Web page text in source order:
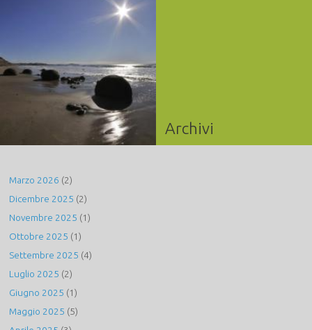
Archivi
Marzo 2026 (2)
Dicembre 2025 (2)
Novembre 2025 (1)
Ottobre 2025 (1)
Settembre 2025 (4)
Luglio 2025 (2)
Giugno 2025 (1)
Maggio 2025 (5)